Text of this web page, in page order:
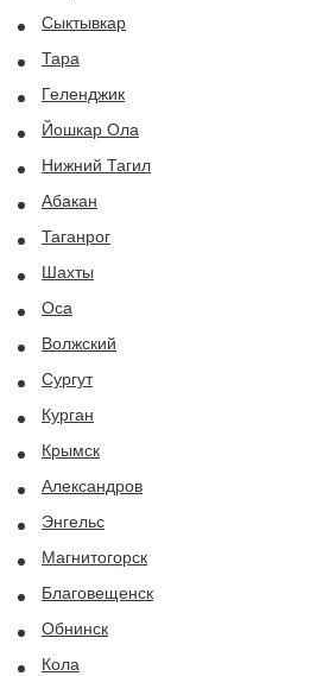
Сыктывкар
Тара
Геленджик
Йошкар Ола
Нижний Тагил
Абакан
Таганрог
Шахты
Оса
Волжский
Сургут
Курган
Крымск
Александров
Энгельс
Магнитогорск
Благовещенск
Обнинск
Кола